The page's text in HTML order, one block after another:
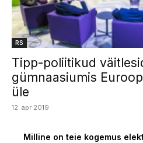
RS
Tipp-poliitikud
gümnaasiumis
üle
12. apr 2019
Milline on teie kogemus